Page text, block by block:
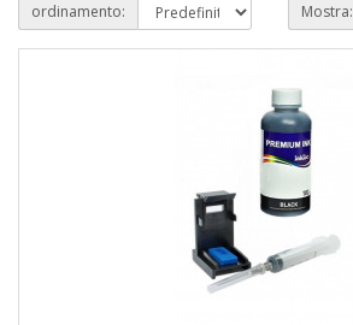
ordinamento: Mostra: